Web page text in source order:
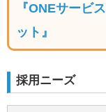
取扱求人広
アルバイト
求人まとめサ
Indeed PLUS
サービス料金
採用ノウハウ
採用のお役
セミナー
人気資料
『ONEサービ
ット』
採用ニーズ